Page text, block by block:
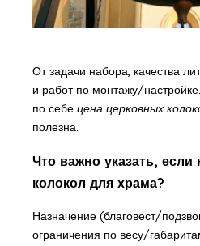
От задачи набора, качества
и работ по монтажу/
по себе цена церковных
полезна.
Что важно указать, если
колокол для храма?
Назначение (благовест/
ограничения по весу/